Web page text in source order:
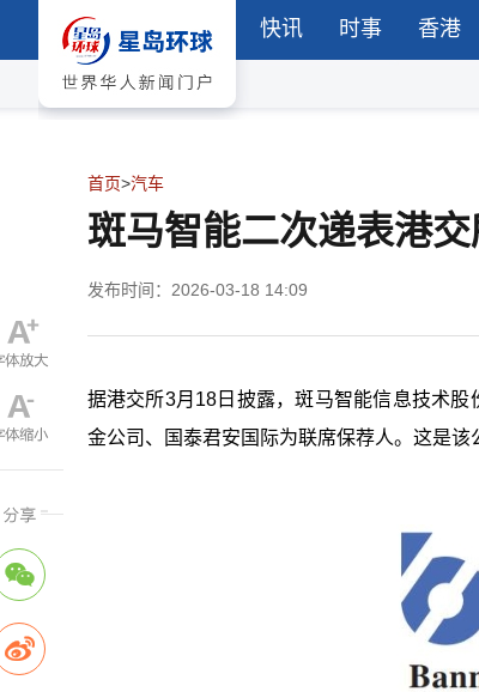
快讯 时事 香港
首页>汽车
斑马智能二次递表港
发布时间：2026-03-18 14:09
据港交所3月18日披露，斑马智能信息技术
金公司、国泰君安国际为联席保荐人。这是该